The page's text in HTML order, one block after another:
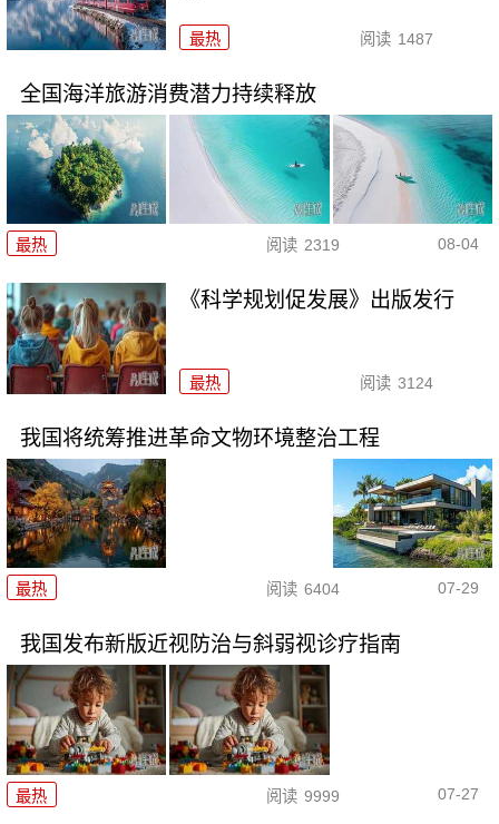
最热 阅读 1487
全国海洋旅游消费潜力持续释放
最热 阅读 2319 08-04
《科学规划促发展》出版发行
最热 阅读 3124
我国将统筹推进革命文物环境整治工程
最热 阅读 6404 07-29
我国发布新版近视防治与斜弱视诊疗指南
最热 阅读 9999 07-27